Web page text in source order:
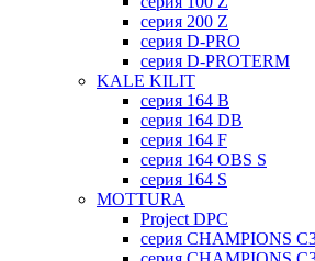
серия 200 Z
серия D-PRO
серия D-PROTERM
KALE KILIT
серия 164 B
серия 164 DB
серия 164 F
серия 164 OBS S
серия 164 S
MOTTURA
Project DPC
серия CHAMPIONS